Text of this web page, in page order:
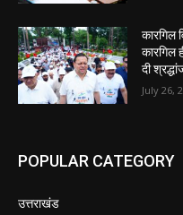
कारगिल
कारगिल
दी
July 26,
POPULAR CATEGORY
उत्तराखंड